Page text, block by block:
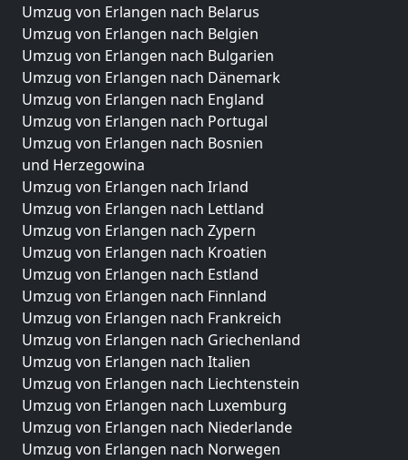
Umzug von Erlangen nach Belarus
Umzug von Erlangen nach Belgien
Umzug von Erlangen nach Bulgarien
Umzug von Erlangen nach Dänemark
Umzug von Erlangen nach England
Umzug von Erlangen nach Portugal
Umzug von Erlangen nach Bosnien
und Herzegowina
Umzug von Erlangen nach Irland
Umzug von Erlangen nach Lettland
Umzug von Erlangen nach Zypern
Umzug von Erlangen nach Kroatien
Umzug von Erlangen nach Estland
Umzug von Erlangen nach Finnland
Umzug von Erlangen nach Frankreich
Umzug von Erlangen nach Griechenland
Umzug von Erlangen nach Italien
Umzug von Erlangen nach Liechtenstein
Umzug von Erlangen nach Luxemburg
Umzug von Erlangen nach Niederlande
Umzug von Erlangen nach Norwegen